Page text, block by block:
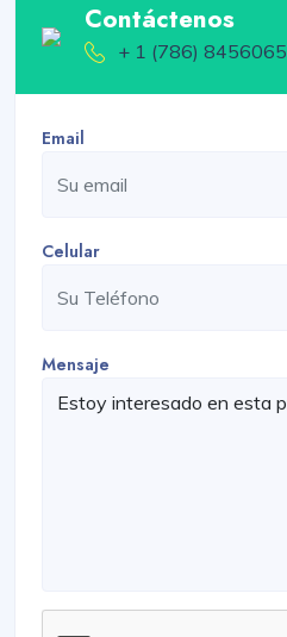
Contáctenos
+ 1 (786) 8456065
Email
Celular
Mensaje